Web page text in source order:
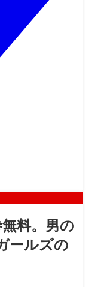
料。男の
ールズの